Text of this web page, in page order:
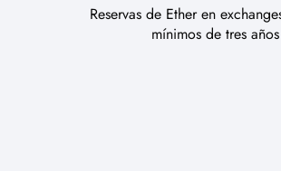
Reservas de Ether en
mínimos de tres años